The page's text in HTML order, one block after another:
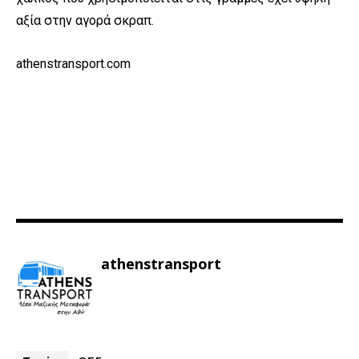
αξία στην αγορά σκραπ.
athenstransport.com
athenstransport